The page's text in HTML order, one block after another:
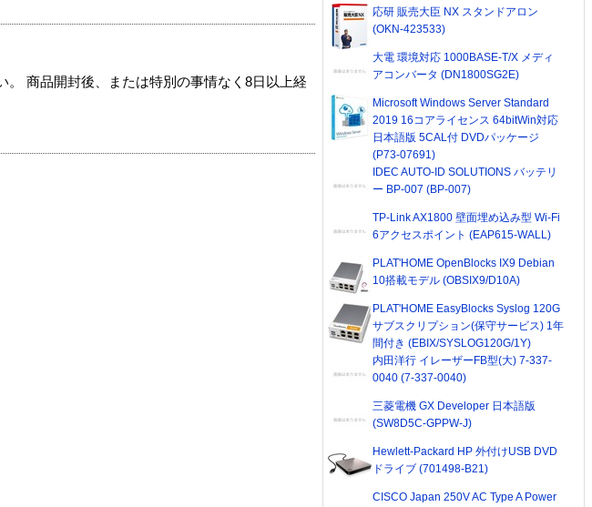
商品開封後、または特別の事情なく8日以上経
応研 販売大臣 NX スタンドアロン
(OKN-423533)
大電 環境対応 1000BASE-T/X メディ
アコンバータ (DN1800SG2E)
Microsoft Windows Server Standard
2019 16コアライセンス 64bitWin対応
日本語版 5CAL付 DVDパッケージ
(P73-07691)
IDEC AUTO-ID SOLUTIONS バッテリ
ー BP-007 (BP-007)
TP-Link AX1800 壁面埋め込み型 Wi-Fi
6アクセスポイント (EAP615-WALL)
PLAT'HOME OpenBlocks IX9 Debian
10搭載モデル (OBSIX9/D10A)
PLAT'HOME EasyBlocks Syslog 120G
サブスクリプション(保守サービス) 1年
間付き (EBIX/SYSLOG120G/1Y)
内田洋行 イレーザーFB型(大) 7-337-
0040 (7-337-0040)
三菱電機 GX Developer 日本語版
(SW8D5C-GPPW-J)
Hewlett-Packard HP 外付けUSB DVD
ドライブ (701498-B21)
CISCO Japan 250V AC Type A Power